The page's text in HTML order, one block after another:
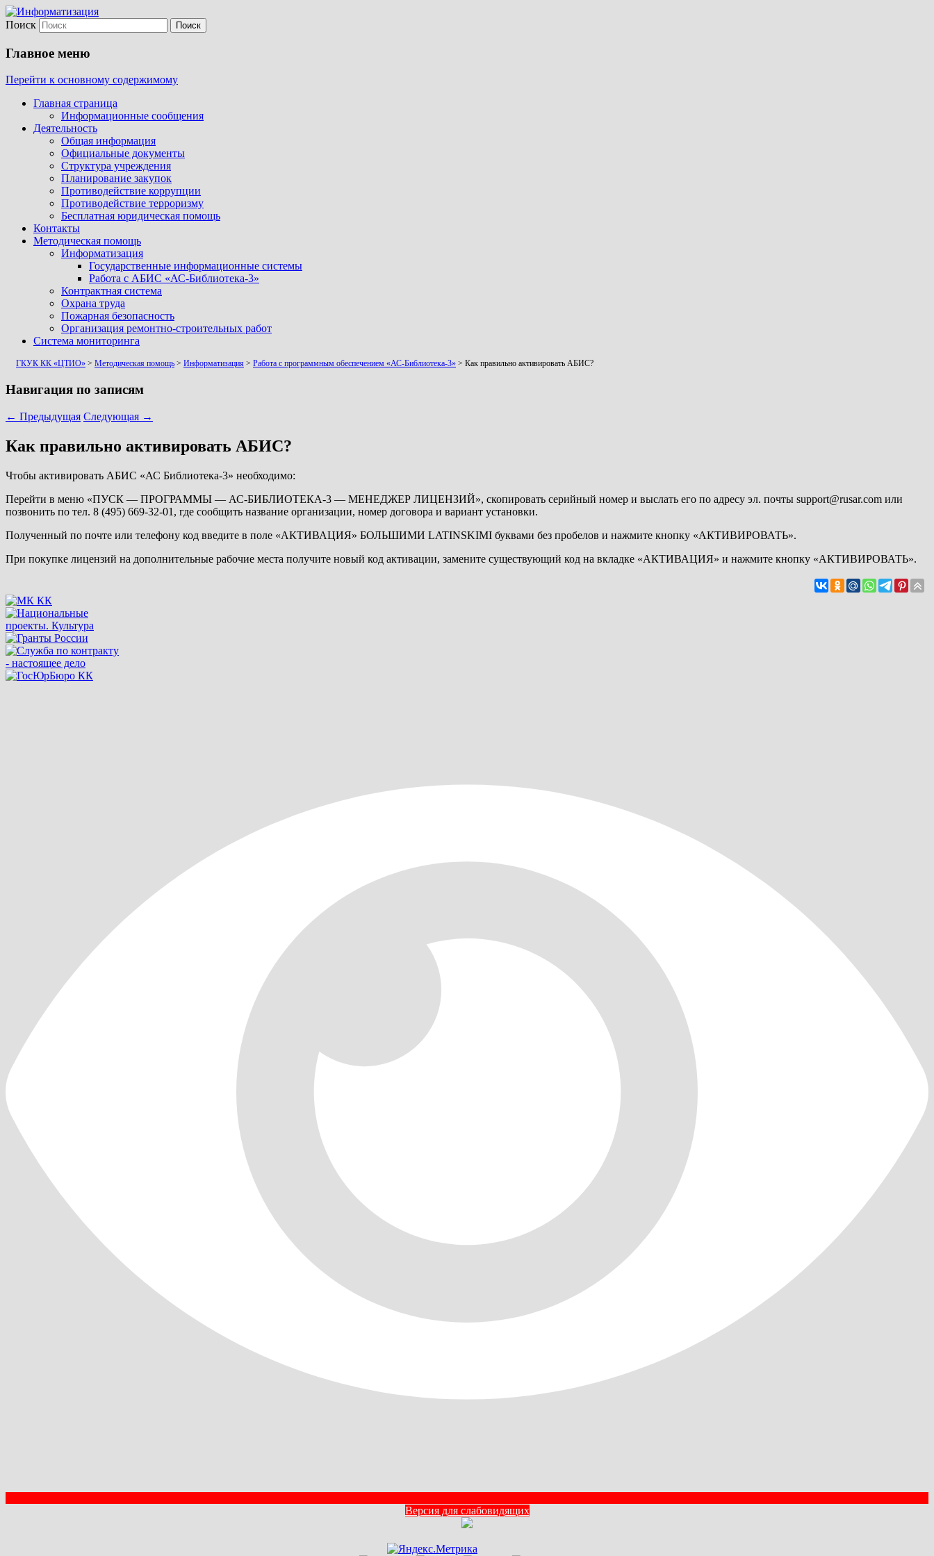
ГКУК КК «ЦТИО»
Центр технического и информационного обеспечения
Поиск
Главное меню
Перейти к основному содержимому
Главная страница
Информационные сообщения
Деятельность
Общая информация
Официальные документы
Структура учреждения
Планирование закупок
Противодействие коррупции
Противодействие терроризму
Бесплатная юридическая помощь
Контакты
Методическая помощь
Информатизация
Государственные информационные системы
Работа с АБИС «АС-Библиотека-3»
Контрактная система
Охрана труда
Пожарная безопасность
Организация ремонтно-строительных работ
Система мониторинга
ГКУК КК «ЦТИО» > Методическая помощь > Информатизация > Работа с программным обеспечением «АС-Библиотека-3» > Как правильно активировать АБИС?
Навигация по записям
← Предыдущая Следующая →
Как правильно активировать АБИС?
Чтобы активировать АБИС «АС Библиотека-3» необходимо:
Перейти в меню «ПУСК — ПРОГРАММЫ — АС-БИБЛИОТЕКА-3 — МЕНЕДЖЕР ЛИЦЕНЗИЙ», скопировать серийный номер и выслать его по адресу эл. почты support@rusar.com или
позвонить по тел. 8 (495) 669-32-01, где сообщить название организации, номер договора и вариант установки.
Полученный по почте или телефону код введите в поле «АКТИВАЦИЯ» БОЛЬШИМИ LATINSKIMI буквами без пробелов и нажмите кнопку «АКТИВИРОВАТЬ».
При покупке лицензий на дополнительные рабочие места получите новый код активации, замените существующий код на вкладке «АКТИВАЦИЯ» и нажмите кнопку «АКТИВИРОВАТЬ».
Версия для слабовидящих